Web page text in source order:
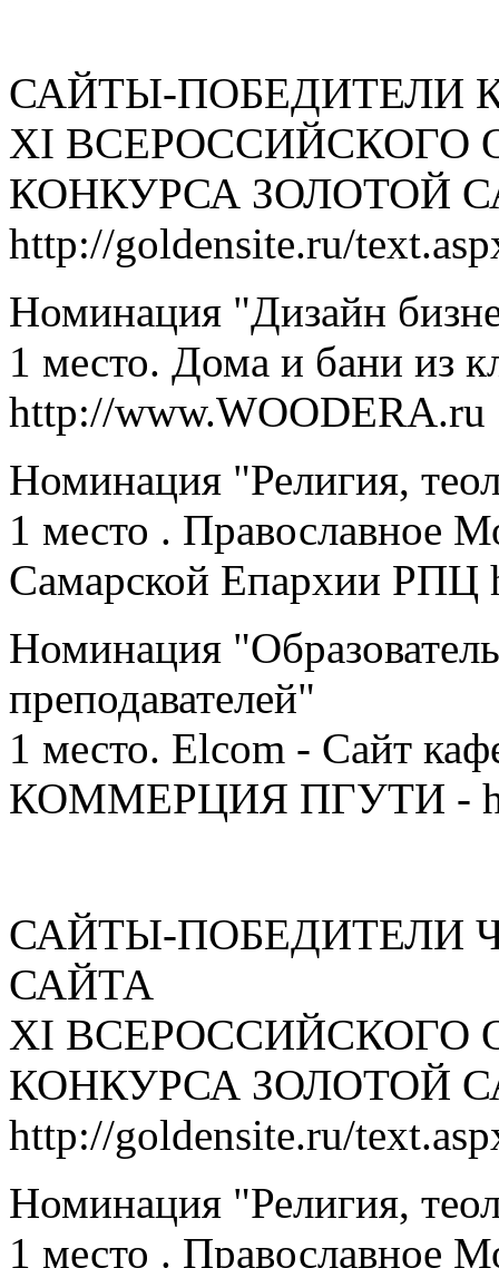
САЙТЫ-ПОБЕДИТЕЛИ
XI ВСЕРОССИЙСКОГО
КОНКУРСА ЗОЛОТОЙ
http://goldensite.ru/
Номинация "Дизайн
1 место. Дома и бани из
http://www.WOODERA.ru
Номинация "Религия,
1 место . Православное
Самарской Епархии
Номинация
преподавателей"
1 место. Elcom - Сайт
КОММЕРЦИЯ ПГУТИ -
САЙТЫ-ПОБЕДИТЕЛИ
САЙТА
XI ВСЕРОССИЙСКОГО
КОНКУРСА ЗОЛОТОЙ
http://goldensite.ru/
Номинация "Религия,
1 место . Православное